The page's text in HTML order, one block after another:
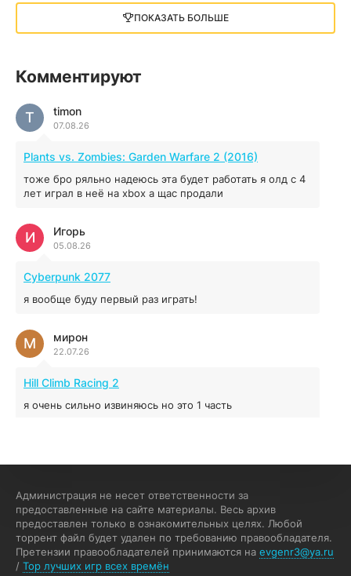
13 ГБ 2025
illWill
04.12.2025
MAFIA: THE OLD COUNTRY
44.98 ГБ 2025
04.12.2025
Red Chaos - The Strict Order
04.12.2025
16.95 ГБ
04.12.2025
ПОКАЗАТЬ БОЛЬШЕ
Комментируют
timon
07.08.26
T
Plants vs. Zombies: Garden Warfare 2 (2016)
тоже бро ряльно надеюсь эта будет работать я олд с 4
лет играл в неё на xbox а щас продали
Игорь
05.08.26
И
Cyberpunk 2077
я вообще буду первый раз играть!
мирон
22.07.26
М
Hill Climb Racing 2
я очень сильно извиняюсь но это 1 часть
если эта для пс а не для пк какого лешего вы пишите
на пк !!!!! Сука ебланойды космические вы напишите
блять на пк с установлением Эмулятора сука калеки на
мозг блять последней стадии
Администрация не несет ответственности за
предоставленные на сайте материалы. Весь архив
предоставлен только в ознакомительных целях. Любой
торрент файл будет удален по требованию правообладателя.
Претензии правообладателей принимаются на evgenr3@ya.ru
/ Top лучших игр всех времён